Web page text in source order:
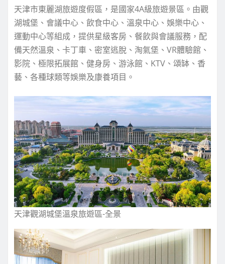
天津市東麗湖旅遊度假區，是國家4A級旅遊景區。由觀
湖城堡、會議中心、飲食中心、溫泉中心、娛樂中心、
運動中心等組成，提供星級客房、餐飲與會議服務，配
備天然溫泉、卡丁車、密室逃脫、淘氣堡、VR體驗館、
影院、極限拓展館、健身房、游泳館、KTV、頌缽、香
藝、各種球類等娛樂及康養項目。
天津觀湖城堡溫泉旅遊區-全景